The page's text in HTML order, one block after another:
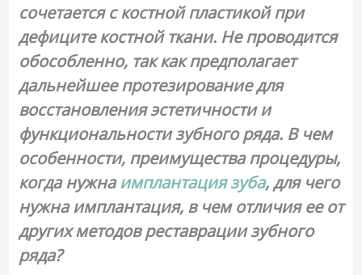
сочетается с костной пластикой при
дефиците костной ткани. Не проводится
обособленно, так как предполагает
дальнейшее протезирование для
восстановления эстетичности и
функциональности зубного ряда. В чем
особенности, преимущества процедуры,
когда нужнаимплантация зуба, для чего
нужна имплантация, в чем отличия ее от
других методов реставрации зубного
ряда?